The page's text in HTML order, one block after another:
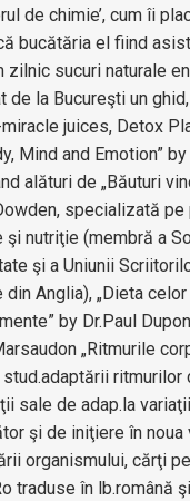
de chimie’, cum îi
bucătăria el fiind
zilnic sucuri naturale
de la Bucureşti un
miracle juices, Detox
Mind and Emotion”
alături de „Băuturi
specializată pe
şi nutriţie (membră a
şi a Uniunii
din Anglia), „Dieta
by Dr.Paul
„Ritmurile
ritmurilor
sale de adap.la
şi de iniţiere în noua
organismului, cărţi
traduse în lb.română